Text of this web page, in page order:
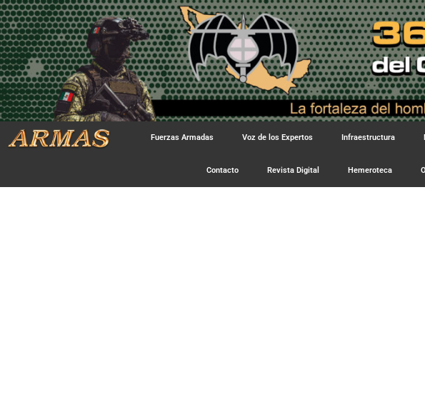
Fuerzas Armadas Voz de los Expertos Infraestructura
Contacto Revista Digital Hemeroteca